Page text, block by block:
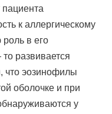
пациента
к аллергическому
роль в его
развивается
что эозинофилы
оболочке и при
у